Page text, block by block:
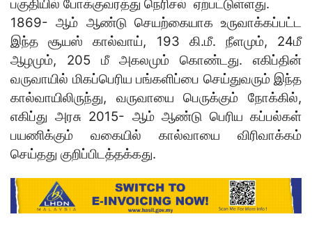
பகுதியில் போக்குவரத்து நெரிசல் ஏற்பட்டுள்ளது.
1869- ஆம் ஆண்டு செயற்கையாக உருவாக்கப்பட்ட
இந்த சூயஸ் கால்வாய், 193 கி.மீ. நீளமும், 24மீ
ஆழமும், 205 மீ அகலமும் கொண்டது. எகிப்தின்
வருவாயில் மிகப்பெரிய பங்களிப்பை செய்துவரும் இந்த
கால்வாயிலிருந்து, வருவாயை பெருக்கும் நோக்கில்,
எகிப்து அரசு 2015- ஆம் ஆண்டு பெரிய கப்பல்கள்
பயணிக்கும் வகையில் கால்வாயை விரிவாக்கம்
செய்தது குறிப்பிடத்தக்கது.